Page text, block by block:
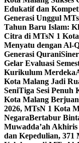
Edukatif dan
Generasi Unggul
Tahun Baru Islam:
Citra di MTsN 1
Menyatu dengan Al-
Generasi Qurani
Gelar Evaluasi
Kurikulum Merdeka
Kota Malang Jadi
SeniTiga Sesi Penuh
Kota Malang
2026, MTsN 1 Kota
NegaraBertabur
Muwadda’ah
dan Kepedulian,